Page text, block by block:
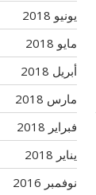
يونيو 2018
مايو 2018
أبريل 2018
مارس 2018
فبراير 2018
يناير 2018
نوفمبر 2016